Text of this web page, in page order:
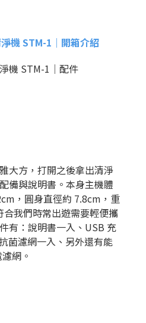
機 STM-1｜開箱介紹
機 STM-1｜配件
大方，打開之後拿出清淨
備與說明書。本身主機體
，圓身直徑約 7.8cm，重
我們時常出遊需要輕便攜
有：說明書一入、USB 充
菌濾網一入、另外還有能
網。